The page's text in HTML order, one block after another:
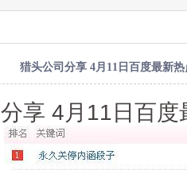
猎头公司分享 4月11日百度最新
分享 4月11日百度